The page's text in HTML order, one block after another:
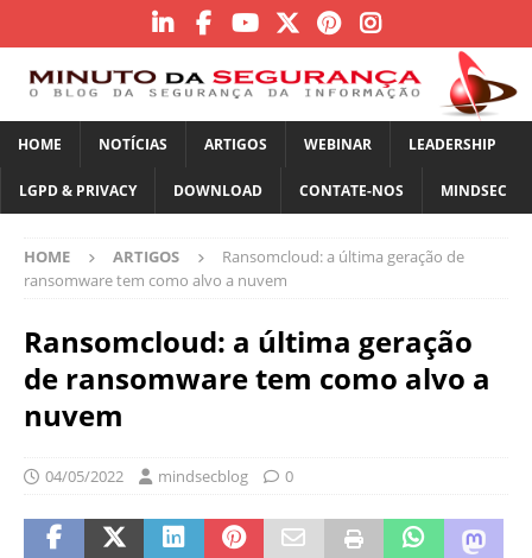
HOME NOTÍCIAS ARTIGOS WEBINAR LEADERSHIP
LGPD & PRIVACY DOWNLOAD CONTATE-NOS MINDSEC
HOME ARTIGOS
Ransomcloud: a última geração de
ransomware tem como alvo a nuvem
Ransomcloud: a última geração
de ransomware tem como alvo a
nuvem
04/05/2022 mindsecblog 0